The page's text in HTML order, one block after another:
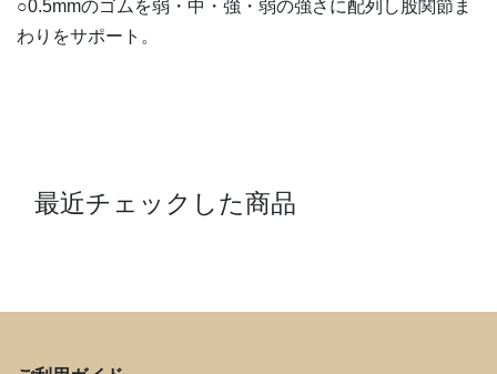
○0.5mmのゴムを弱・中・強・弱の強さに配列し股関節ま
わりをサポート。
最近チェックした商品